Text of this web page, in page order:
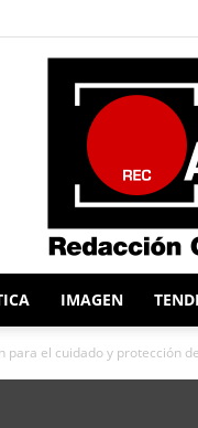
IMAGEN
para el cuidado y protección